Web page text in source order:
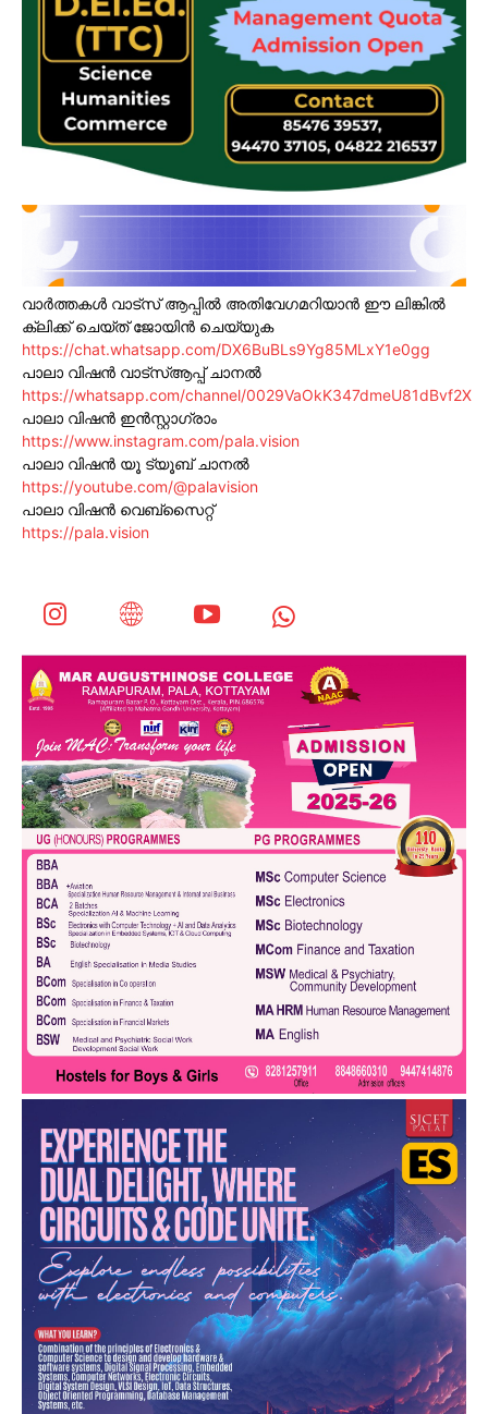
വാർത്തകൾ വാട്സ് ആപ്പിൽ അതിവേഗമറിയാൻ ഈ ലിങ്കിൽ
ക്ലിക്ക് ചെയ്ത് ജോയിൻ ചെയ്യുക
https://chat.whatsapp.com/DX6BuBLs9Yg85MLxY1e0gg
പാലാ വിഷൻ വാട്സ്ആപ്പ് ചാനൽ
https://whatsapp.com/channel/0029VaOkK347dmeU81dBvf2X
പാലാ വിഷൻ ഇൻസ്റ്റാഗ്രാം
https://www.instagram.com/pala.vision
പാലാ വിഷൻ യൂ ട്യൂബ് ചാനൽ
https://youtube.com/@palavision
പാലാ വിഷൻ വെബ്സൈറ്റ്
https://pala.vision